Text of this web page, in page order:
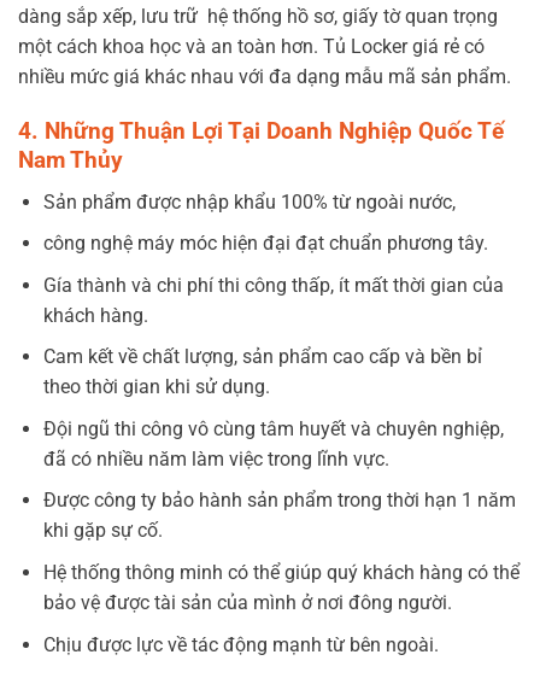
dàng sắp xếp, lưu trữ hệ thống hồ sơ, giấy tờ quan trọng
một cách khoa học và an toàn hơn. Tủ Locker giá rẻ có
nhiều mức giá khác nhau với đa dạng mẫu mã sản phẩm.
4. Những Thuận Lợi Tại Doanh Nghiệp Quốc Tế
Nam Thủy
Sản phẩm được nhập khẩu 100% từ ngoài nước,
công nghệ máy móc hiện đại đạt chuẩn phương tây.
Gía thành và chi phí thi công thấp, ít mất thời gian của
khách hàng.
Cam kết về chất lượng, sản phẩm cao cấp và bền bỉ
theo thời gian khi sử dụng.
Đội ngũ thi công vô cùng tâm huyết và chuyên nghiệp,
đã có nhiều năm làm việc trong lĩnh vực.
Được công ty bảo hành sản phẩm trong thời hạn 1 năm
khi gặp sự cố.
Hệ thống thông minh có thể giúp quý khách hàng có thể
bảo vệ được tài sản của mình ở nơi đông người.
Chịu được lực về tác động mạnh từ bên ngoài.